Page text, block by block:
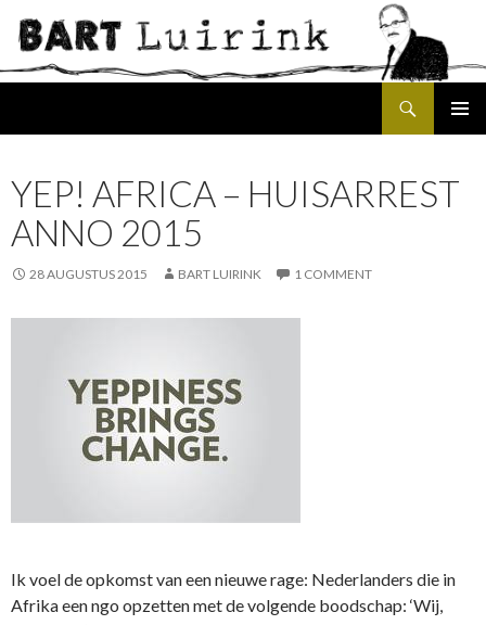
YEP! AFRICA – HUISARREST
ANNO 2015
28 AUGUSTUS 2015 BART LUIRINK 1 COMMENT
Ik voel de opkomst van een nieuwe rage: Nederlanders die in
Afrika een ngo opzetten met de volgende boodschap: ‘Wij,